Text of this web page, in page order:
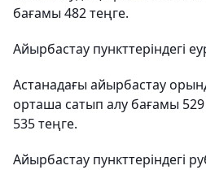
бағамы 482 теңге.
Айырбастау пункттеріндегі
Астанадағы айырбастау
орташа сатып алу бағамы
535 теңге.
Айырбастау пункттеріндегі